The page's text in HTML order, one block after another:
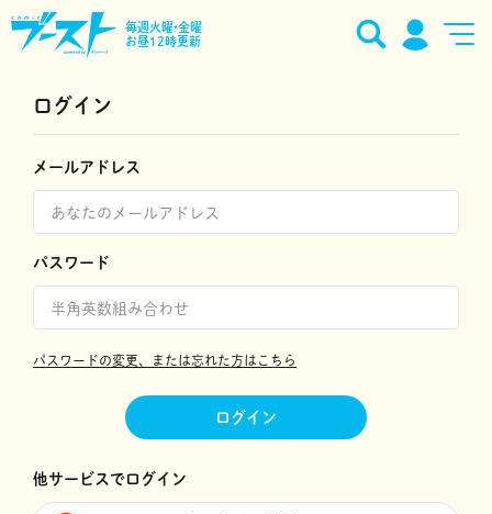
毎週火曜•金曜
お昼12時更新
ログイン
メールアドレス
パスワード
パスワードの変更、または忘れた方はこちら
ログイン
他サービスでログイン